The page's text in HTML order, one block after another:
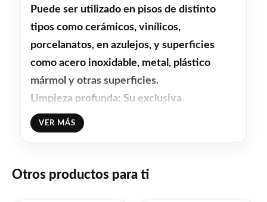
Puede ser utilizado en pisos de distinto
tipos como cerámicos, vinílicos,
porcelanatos, en azulejos, y superficies
como acero inoxidable, metal, plástico
mármol y otras superficies.
Limpieza profunda: Su exclusiva
formulación, que combina tensioactivos
aniónico y no iónico, elimina la suciedad y
las superficies tratadas limpias y brillantes.
VER MÁS
Otros productos para ti